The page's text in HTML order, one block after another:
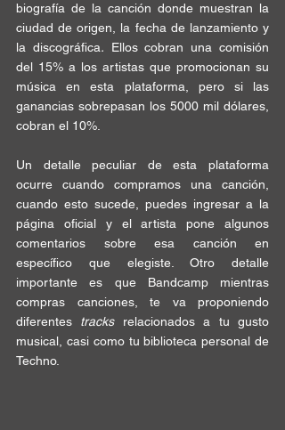
biografía de la canción donde muestran la
ciudad de origen, la fecha de lanzamiento y
la discográfica. Ellos cobran una comisión
del 15% a los artistas que promocionan su
música en esta plataforma, pero si las
ganancias sobrepasan los 5000 mil dólares,
cobran el 10%.
Un detalle peculiar de esta plataforma
ocurre cuando compramos una canción
cuando esto sucede, puedes ingresar a la
página oficial y el artista pone algunos
comentarios sobre esa canción en
específico que elegiste. Otro detalle
importante es que Bandcamp
compras canciones, te va proponiendo
diferentes tracks relacionados a tu gusto
Techno.